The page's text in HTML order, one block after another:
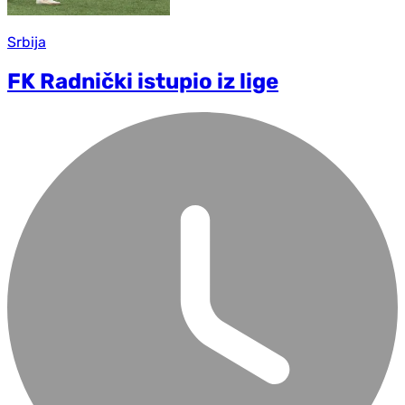
Srbija
FK Radnički istupio iz lige